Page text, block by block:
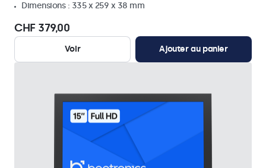
Dimensions : 335 x 259 x 38 mm
CHF 379,00
Voir Ajouter au panier